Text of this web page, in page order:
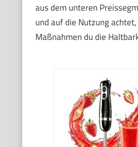
aus dem unteren
und auf die Nutzung
Maßnahmen du die